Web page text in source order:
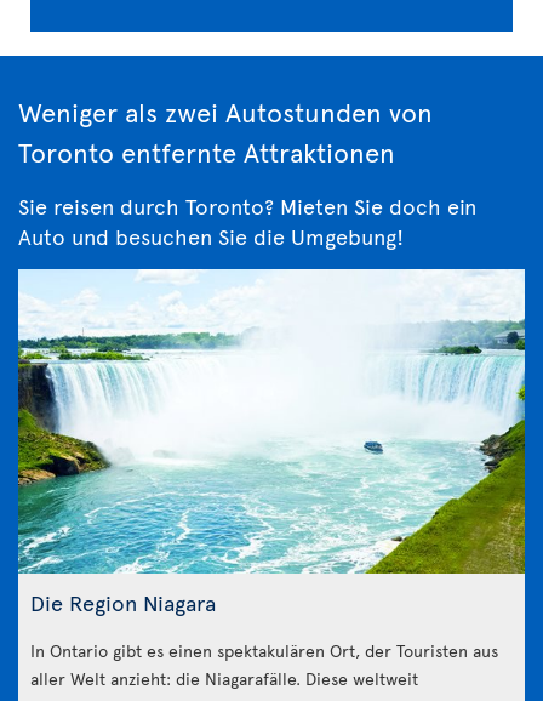
Weniger als zwei Autostunden von
Toronto entfernte Attraktionen
Sie reisen durch Toronto? Mieten Sie doch ein
Auto und besuchen Sie die Umgebung!
Die Region Niagara
In Ontario gibt es einen spektakulären Ort, der Touristen aus
aller Welt anzieht: die Niagarafälle. Diese weltweit